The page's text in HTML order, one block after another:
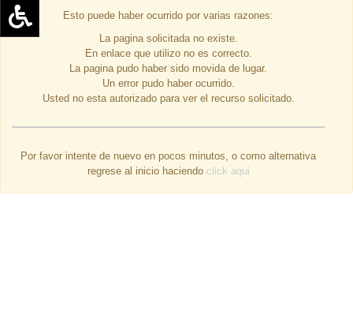
Aumentar texto (+)
Reducir texto (-)
Restablecer texto
Escala de grises
Esto puede haber ocurrido por varias razones:
La pagina solicitada no existe.
En enlace que utilizo no es correcto.
La pagina pudo haber sido movida de lugar.
Un error pudo haber ocurrido.
Usted no esta autorizado para ver el recurso solicitado.
Por favor intente de nuevo en pocos minutos, o como alternativa
regrese al inicio haciendo click aqui